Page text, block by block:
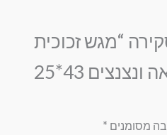
“מגש זכוכית
מהודר לחלה עם מראה ונצנצים 43*25
מסומנים *